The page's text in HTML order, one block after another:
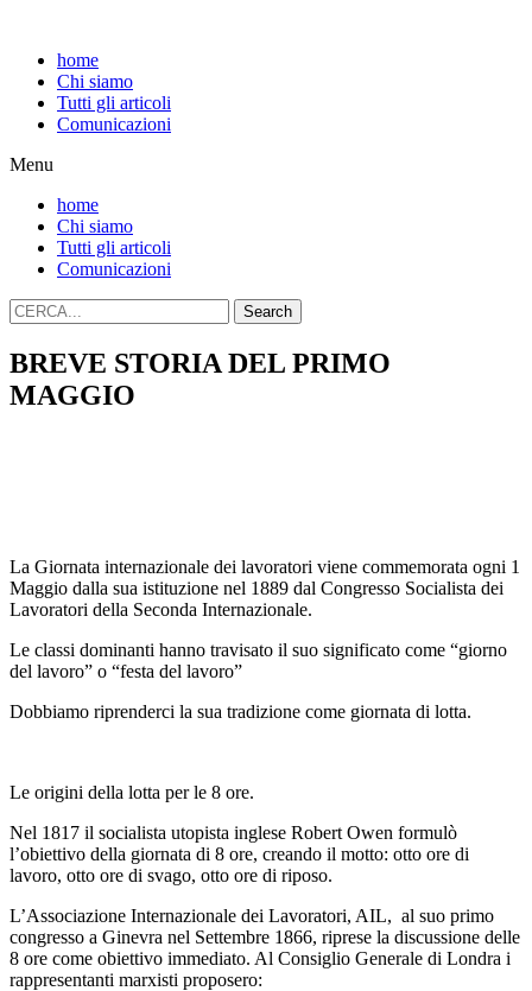
home
Chi siamo
Tutti gli articoli
Comunicazioni
Menu
home
Chi siamo
Tutti gli articoli
Comunicazioni
Search
BREVE STORIA DEL PRIMO
MAGGIO
La Giornata internazionale dei lavoratori viene commemorata ogni 1
Maggio dalla sua istituzione nel 1889 dal Congresso Socialista dei
Lavoratori della Seconda Internazionale.
Le classi dominanti hanno travisato il suo significato come “giorno
del lavoro” o “festa del lavoro”
Dobbiamo riprenderci la sua tradizione come giornata di lotta.
Le origini della lotta per le 8 ore.
Nel 1817 il socialista utopista inglese Robert Owen formulò
l’obiettivo della giornata di 8 ore, creando il motto: otto ore di
lavoro, otto ore di svago, otto ore di riposo.
L’Associazione Internazionale dei Lavoratori, AIL, al suo primo
congresso a Ginevra nel Settembre 1866, riprese la discussione delle
8 ore come obiettivo immediato. Al Consiglio Generale di Londra i
rappresentanti marxisti proposero: